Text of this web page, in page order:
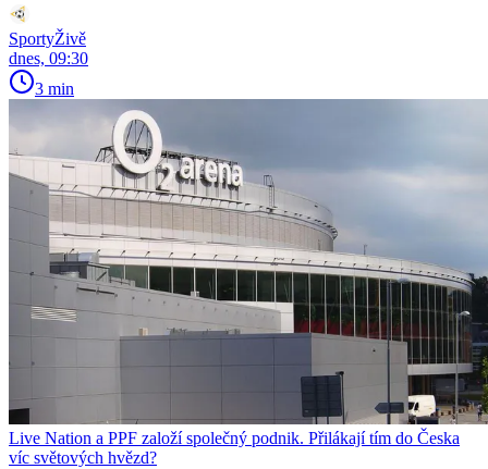
SportyŽivě
dnes, 09:30
3 min
Live Nation a PPF založí společný podnik. Přilákají tím do Česka
víc světových hvězd?